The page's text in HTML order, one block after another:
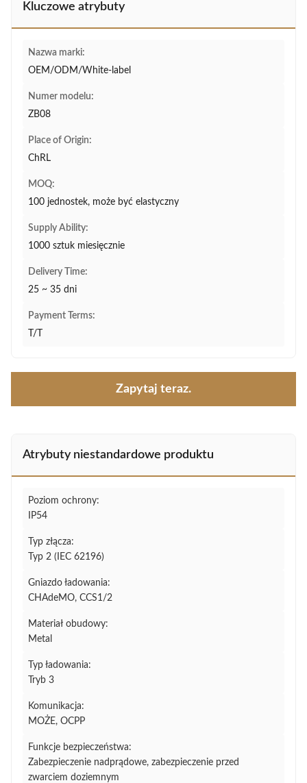
Kluczowe atrybuty
Nazwa marki:
OEM/ODM/White-label
Numer modelu:
ZB08
Place of Origin:
ChRL
MOQ:
100 jednostek, może być elastyczny
Supply Ability:
1000 sztuk miesięcznie
Delivery Time:
25 ~ 35 dni
Payment Terms:
T/T
Zapytaj teraz.
Atrybuty niestandardowe produktu
Poziom ochrony:
IP54
Typ złącza:
Typ 2 (IEC 62196)
Gniazdo ładowania:
CHAdeMO, CCS1/2
Materiał obudowy:
Metal
Typ ładowania:
Tryb 3
Komunikacja:
MOŻE, OCPP
Funkcje bezpieczeństwa:
Zabezpieczenie nadprądowe, zabezpieczenie przed
zwarciem doziemnym